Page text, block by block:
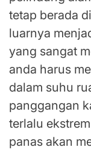
tetap berada
luarnya
yang sangat
anda harus
dalam suhu
panggangan
terlalu
panas akan